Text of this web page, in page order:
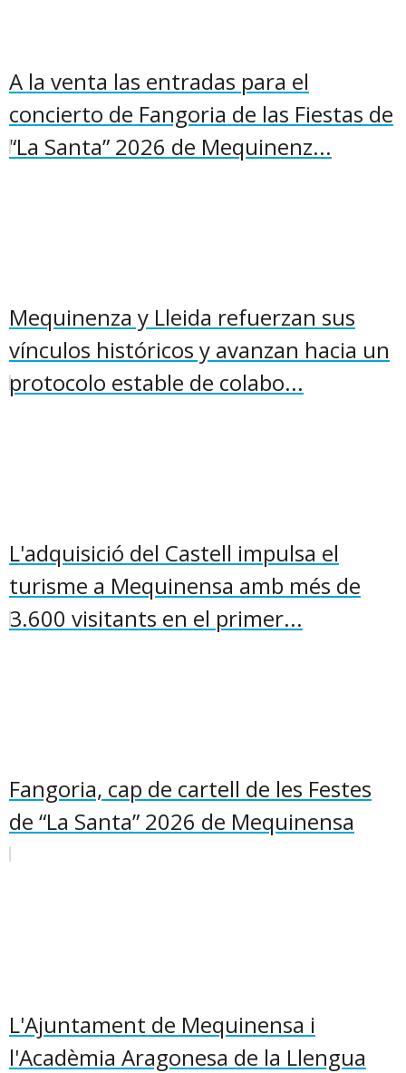
A la venta las entradas para el
concierto de Fangoria de las Fiestas de
“La Santa” 2026 de Mequinenz...
Mequinenza y Lleida refuerzan sus
vínculos históricos y avanzan hacia un
protocolo estable de colabo...
L'adquisició del Castell impulsa el
turisme a Mequinensa amb més de
3.600 visitants en el primer...
Fangoria, cap de cartell de les Festes
de “La Santa” 2026 de Mequinensa
L'Ajuntament de Mequinensa i
l'Acadèmia Aragonesa de la Llengua